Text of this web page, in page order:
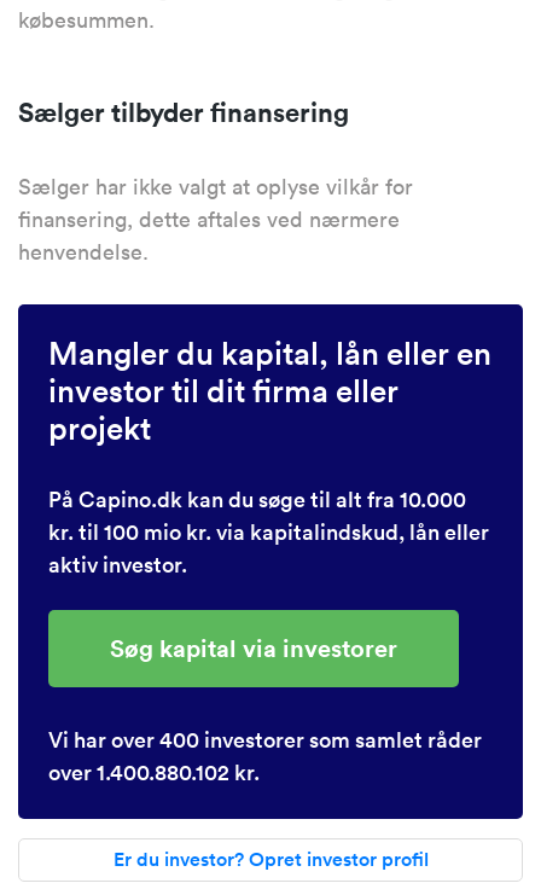
købesummen.
Sælger tilbyder finansering
Sælger har ikke valgt at oplyse vilkår for
finansering, dette aftales ved nærmere
henvendelse.
Mangler du kapital, lån eller en
investor til dit firma eller
projekt
På Capino.dk kan du søge til alt fra 10.000
kr. til 100 mio kr. via kapitalindskud, lån eller
aktiv investor.
Søg kapital via investorer
Vi har over 400 investorer som samlet råder
over 1.400.880.102 kr.
Er du investor? Opret investor profil